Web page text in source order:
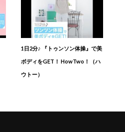
1日2分♪ 『トゥンソン体操』で美
ボディをGET！ HowTwo！（ハ
ウトー）